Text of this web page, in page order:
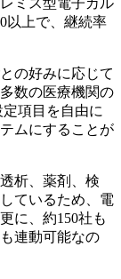
ミス型電子カル
以上で、継続率
の好みに応じて
数の医療機関の
項目を自由に
ムにすることが
析、薬剤、検
ているため、電
に、約150社も
連動可能なの